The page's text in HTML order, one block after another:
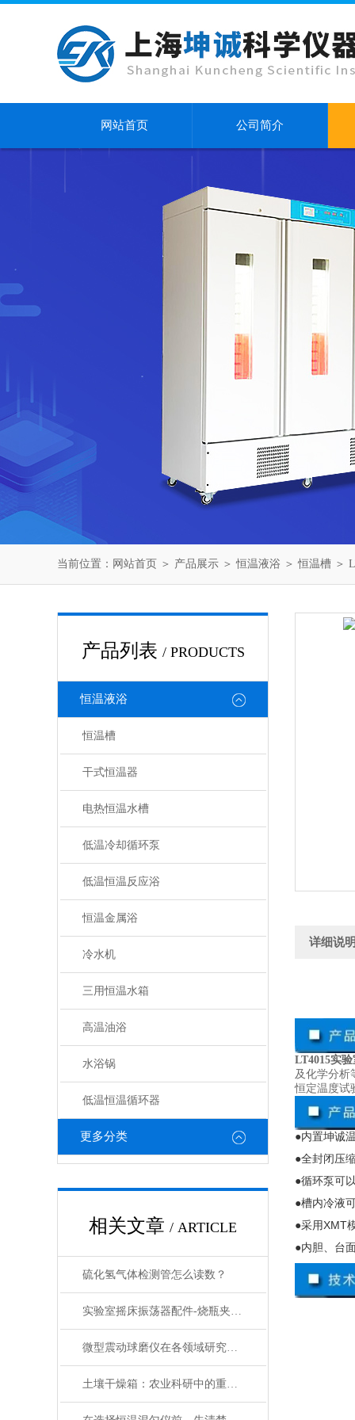
网站首页 公司简介
当前位置： 网站首页 ＞ 产品展示 ＞恒温液浴 ＞恒温槽 ＞
产品列表 / PRODUCTS
恒温液浴
恒温槽
干式恒温器
电热恒温水槽
低温冷却循环泵
低温恒温反应浴
恒温金属浴
冷水机
三用恒温水箱
高温油浴
水浴锅
低温恒温循环器
更多分类
相关文章 / ARTICLE
硫化氢气体检测管怎么读数？
实验室摇床振荡器配件-烧瓶夹具的分类和介绍
微型震动球磨仪在各领域研究中的应用
土壤干燥箱：农业科研中的重要工具
详细说明
LT4015实
及化学分析
恒定温度试
●内置坤诚
●全封闭压
●循环泵可
●槽内冷液可
●采用XMT
●内胆、台